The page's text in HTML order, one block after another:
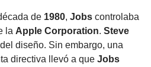
de 1980, Jobs controlaba
la Apple Corporation. Steve
diseño. Sin embargo, una
directiva llevó a que Jobs